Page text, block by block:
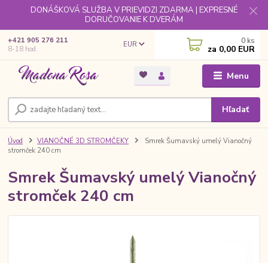
DONÁŠKOVÁ SLUŽBA V PRIEVIDZI ZDARMA | EXPRESNÉ
DORUČOVANIE K DVERÁM
Menu
EUR
Hľadať
+421 905 276 211
8-18 hod.
0 ks
za 0,00 EUR
Úvod VIANOČNÉ 3D STROMČEKY
Smrek Šumavský umelý Vianočný
stromček 240 cm
Smrek Šumavský umelý Vianočný
stromček 240 cm